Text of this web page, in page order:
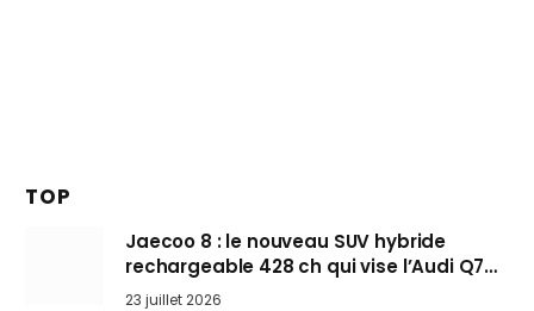
TOP
Jaecoo 8 : le nouveau SUV hybride
rechargeable 428 ch qui vise l’Audi Q7
arrive en Europe cet automne
23 juillet 2026